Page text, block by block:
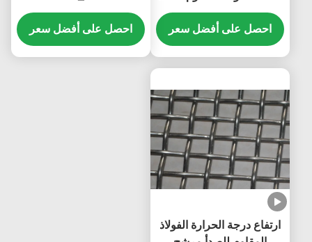
الشبكة السلكية الشبكة
40mm العرض
احصل على أفضل سعر
getIP() ERROR
احصل على أفضل سعر
ارتفاع درجة الحرارة الفولاذ